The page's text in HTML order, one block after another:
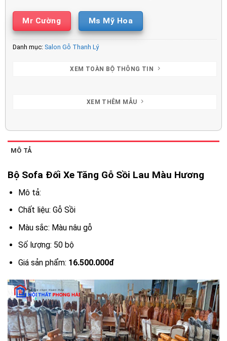
Mr Cường Ms Mỹ Hoa
Danh mục: Salon Gỗ Thanh Lý
XEM TOÀN BỘ THÔNG TIN
XEM THÊM MẪU
MÔ TẢ
Bộ Sofa Đối Xe Tăng Gỗ Sồi Lau Màu Hương
Mô tả:
Chất liệu: Gỗ Sồi
Màu sắc: Màu nâu gỗ
Số lượng: 50 bộ
Giá sản phẩm: 16.500.000đ